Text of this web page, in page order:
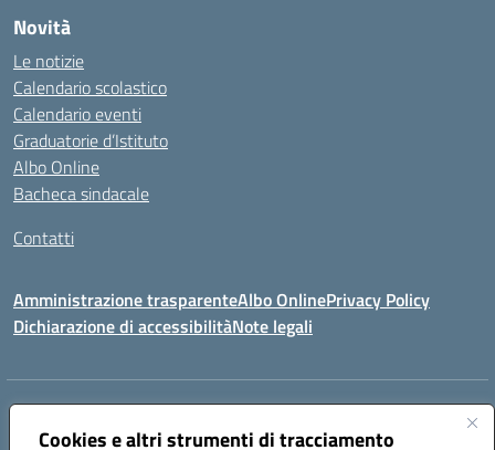
Cookies e altri strumenti di tracciamento
Novità
Le notizie
Calendario scolastico
Calendario eventi
Graduatorie d’Istituto
Albo Online
Bacheca sindacale
Contatti
Amministrazione trasparenteAlbo OnlinePrivacy Policy
Dichiarazione di accessibilitàNote legali
Indirizzo:
Centralino:0823944017 Email:ceic85400b@istruzione.it